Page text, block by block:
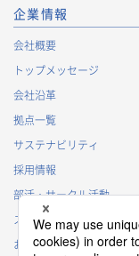
企業情報
会社概要
トップメッセージ
会社沿革
拠点一覧
サステナビリティ
採用情報
部活・サークル活動
スポンサー活動
お問い合わせ